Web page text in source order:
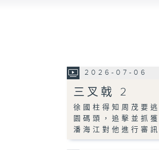
2026-07-06
三叉戟 2
徐國柱得知周茂要
園碼頭，追擊並抓獲
潘海江對他進行審